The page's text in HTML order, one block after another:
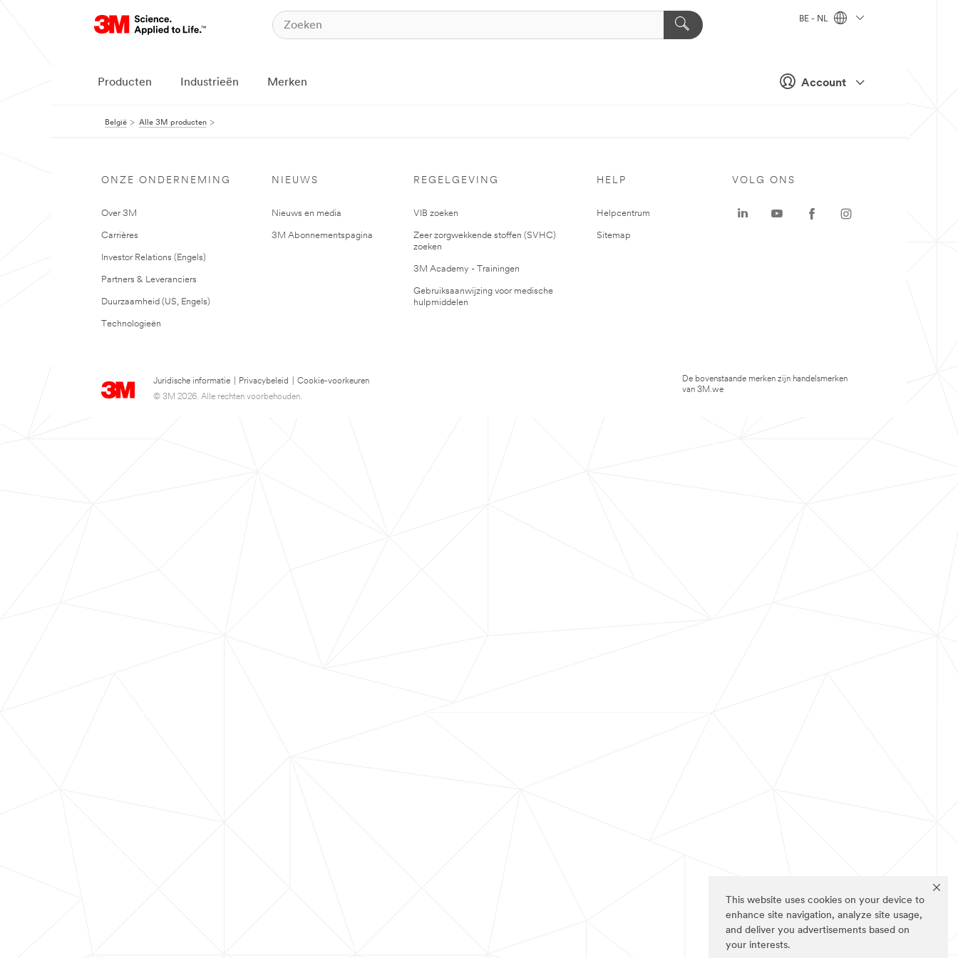
This website uses cookies on your device to
enhance site navigation, analyze site usage,
and deliver you advertisements based on
your interests.
Account
BE - NL
Producten Industrieën Merken
België Alle 3M producten
ONZE ONDERNEMING
Over 3M
Carrières
Investor Relations (Engels)
Partners & Leveranciers
Duurzaamheid (US, Engels)
Technologieën
NIEUWS
Nieuws en media
3M Abonnementspagina
REGELGEVING
VIB zoeken
Zeer zorgwekkende stoffen (SVHC)
zoeken
3M Academy - Trainingen
Gebruiksaanwijzing voor medische
hulpmiddelen
HELP
Helpcentrum
Sitemap
Juridische informatie Privacybeleid
Cookie-voorkeuren
© 3M 2026. Alle rechten voorbehouden.
VOLG ONS
De bovenstaande merken zijn handelsmerken
van 3M.we